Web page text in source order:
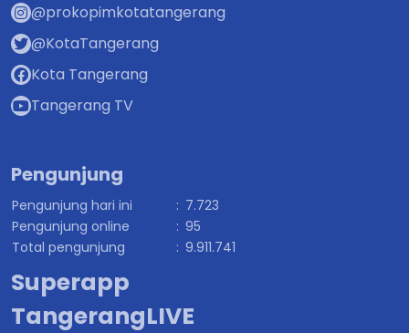
@prokopimkotatangerang
@KotaTangerang
Kota Tangerang
Tangerang TV
Pengunjung
Pengunjung hari ini : 7.723
Pengunjung online
: 95
Total pengunjung
: 9.911.741
Superapp
TangerangLIVE